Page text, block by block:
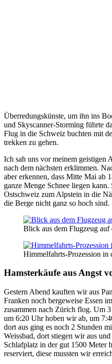
Überredungskünste, um ihn ins
und Skyscanner-Storming führte
Flug in die Schweiz buchten mit
trekken zu gehen.
Ich sah uns vor meinem geistigen
nach dem nächsten erklimmen.
aber erkennen, dass Mitte Mai ab
ganze Menge Schnee liegen
Ostschweiz zum Alpstein in die
die Berge nicht ganz so hoch sind.
Blick aus dem Flugzeug
Himmelfahrts-Prozession in
Hamsterkäufe aus Angst
Gestern Abend kauften wir aus
Franken noch bergeweise Essen
zusammen nach Zürich flog. Um
um 6:20 Uhr hoben wir ab, um
dort aus ging es noch 2 Stunden
Weissbad, dort stiegen wir aus
Schlafplatz in der gut 1500 Meter
reserviert, diese mussten wir